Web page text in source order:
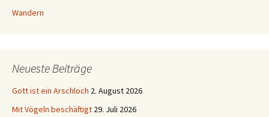
Wandern
Neueste Beiträge
Gott ist ein Arschloch 2. August 2026
Mit Vögeln beschäftigt 29. Juli 2026